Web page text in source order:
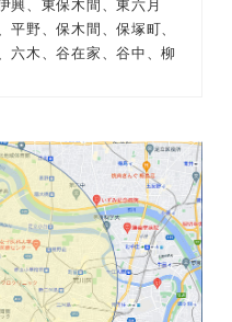
興、東保木間、東六月
野、保木間、保塚町、
六木、谷在家、谷中、柳